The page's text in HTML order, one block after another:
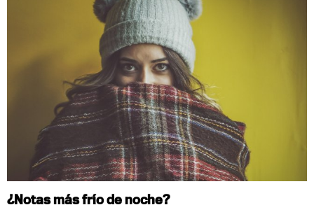
¿Notas más frío de noche?